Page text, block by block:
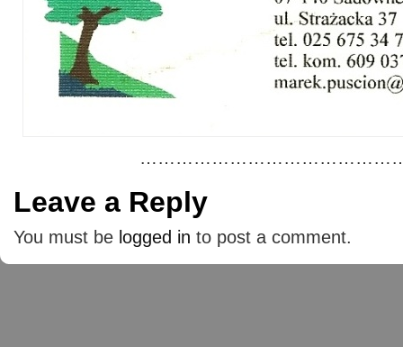
Leave a Reply
You must be logged in to post a comment.